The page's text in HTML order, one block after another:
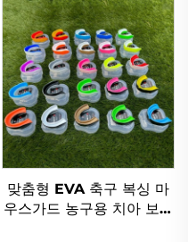
맞춤형 EVA 축구 복싱 마
우스가드 농구용 치아 보호